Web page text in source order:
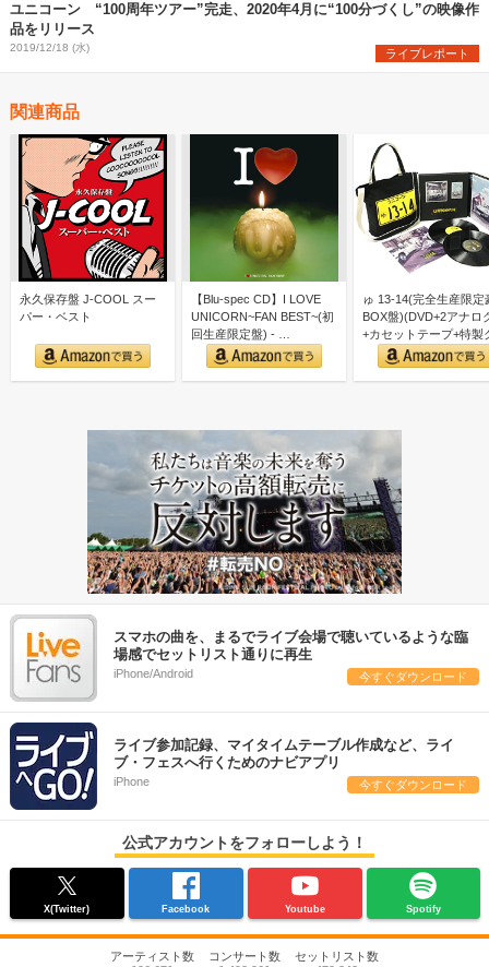
ユニコーン “100周年ツアー”完走、2020年4月に“100分づくし”の映像作
品をリリース
2019/12/18 (水) ライブレポート
関連商品
永久保存盤 J-COOL スー
パー・ベスト
【Blu-spec CD】I LOVE
UNICORN~FAN BEST~(初
回生産限定盤) - …
ゅ 13-14(完全生産限定
BOX盤)(DVD+2アナロ
+カセットテープ+特製
ズ付)
スマホの曲を、まるでライブ会場で聴いているような臨
場感でセットリスト通りに再生
iPhone/Android 今すぐダウンロード
ライブ参加記録、マイタイムテーブル作成など、ライ
ブ・フェスへ行くためのナビアプリ
iPhone 今すぐダウンロード
公式アカウントをフォローしよう！
X(Twitter) Facebook Youtube Spotify
アーティスト数
コンサート数
セットリスト数